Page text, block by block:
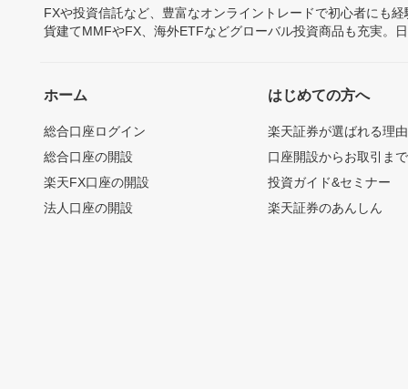
FXや投資信託など、豊富なオンライントレードで初心者にも
貨建てMMFやFX、海外ETFなどグローバル投資商品も充実。
ホーム
総合口座ログイン
総合口座の開設
楽天FX口座の開設
法人口座の開設
はじめての方へ
楽天証券が選ばれる理由
口座開設からお取引ま
投資ガイド&セミナー
楽天証券のあんしん